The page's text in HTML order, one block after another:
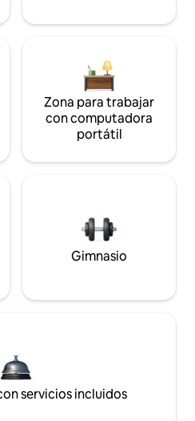
Zona para trabajar
con computadora
portátil
Gimnasio
servicios incluidos